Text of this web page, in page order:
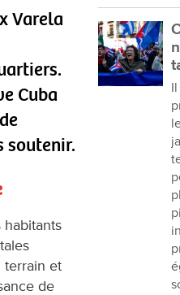
Varela
Cuba
soutenir.
terrain et
de